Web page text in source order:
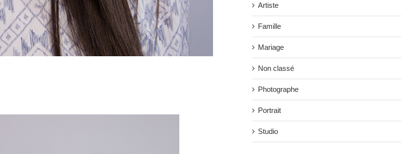
Artiste
Famille
Mariage
Non classé
Photographe
Portrait
Studio